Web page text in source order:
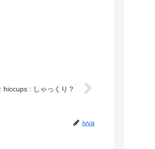
hiccups : しゃっくり？
ivva